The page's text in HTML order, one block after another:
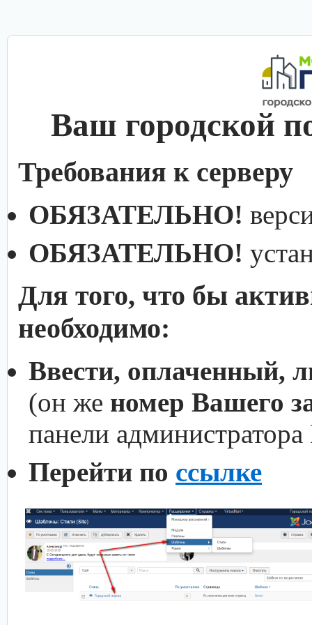
Ваш городской
Требования к серверу
ОБЯЗАТЕЛЬНО!
ОБЯЗАТЕЛЬНО!
Для того, что бы
необходимо:
Ввести, оплаченный,
(он же номер Вашего
панели
Перейти по ссылке